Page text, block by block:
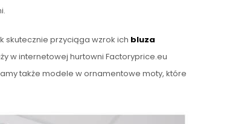
skutecznie przyciąga wzrok ich bluza
w internetowej hurtowni Factoryprice.eu
także modele w ornamentowe moty, które